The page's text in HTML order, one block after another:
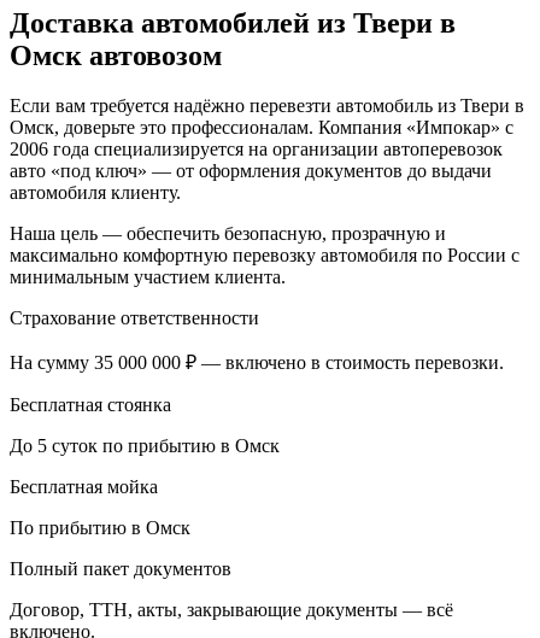
Доставка автомобилей из Твери в
Омск автовозом
Если вам требуется надёжно перевезти автомобиль из Твери в
Омск, доверьте это профессионалам. Компания «Импокар» с
2006 года специализируется на организации автоперевозок
авто «под ключ» — от оформления документов до выдачи
автомобиля клиенту.
Наша цель — обеспечить безопасную, прозрачную и
максимально комфортную перевозку автомобиля по России с
минимальным участием клиента.
Страхование ответственности
На сумму 35 000 000 ₽ — включено в стоимость перевозки.
Бесплатная стоянка
До 5 суток по прибытию в Омск
Бесплатная мойка
По прибытию в Омск
Полный пакет документов
Договор, ТТН, акты, закрывающие документы — всё
включено.